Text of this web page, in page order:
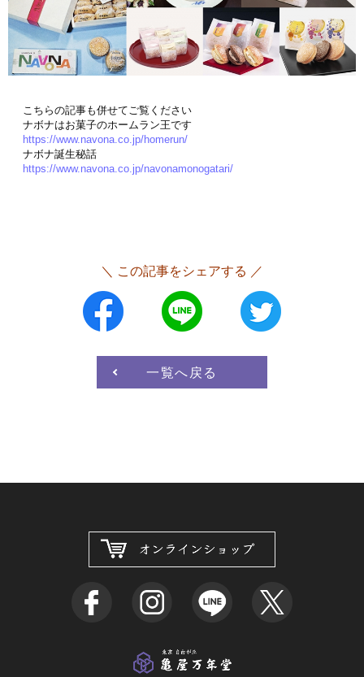
こちらの記事も併せてご覧ください
ナボナはお菓子のホームラン王です
https://www.navona.co.jp/homerun/
ナボナ誕生秘話
https://www.navona.co.jp/navonamonogatari/
＼ この記事をシェアする ／
一覧へ戻る